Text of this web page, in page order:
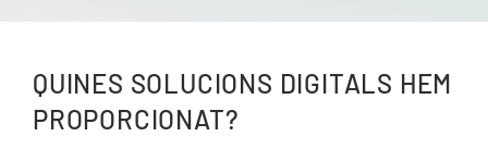
QUINES SOLUCIONS DIGITALS HEM
PROPORCIONAT?